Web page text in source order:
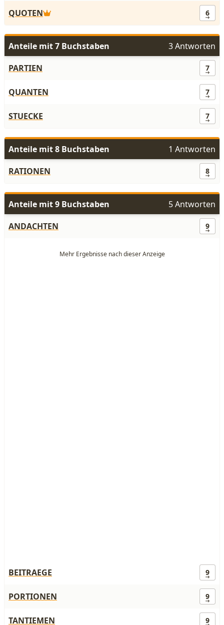
QUOTEN 6
Anteile mit 7 Buchstaben
3 Antworten
PARTIEN
7
QUANTEN 7
STUECKE 7
Anteile mit 8 Buchstaben
1 Antworten
RATIONEN
8
Anteile mit 9 Buchstaben
5 Antworten
ANDACHTEN
9
BEITRAEGE 9
PORTIONEN 9
TANTIEMEN 9